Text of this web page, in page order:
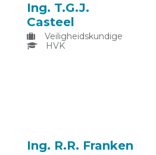
Ing. T.G.J.
Casteel
Veiligheidskundige
HVK
Ing. R.R. Franken